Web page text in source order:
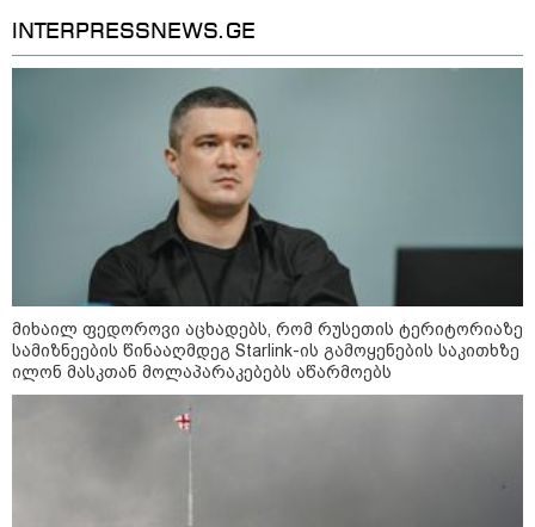
განცხადებას ავრცელებენ
"კიდევ ერთხელ მოვუწოდებ
საქართველოს მთავრობას, მისი
დაუყოვნებლივი და უპირობო
გათავისუფლებისკენ" - რას
წერს ეუთო-ს წარმომადგენელი
მზია ამაღლობელზე?
21:38 / 06-08-2026
"ჩვენთვის ეს ეგზოტიკაა, ჩვენს
სტუმრებს ასე ვუხსნით - ბევრი
სანთელი, ეგზოტიკა და
რომანტიკული საღამოები" -
შალვა ალავერდაშვილი
ელექტროენერგიის გათიშვებზე
INTERPRESSNEWS.GE
მიხაილ ფედოროვი აცხადებს, რომ რუსეთის ტერიტორიაზე
სამიზნეების წინააღმდეგ Starlink-ის გამოყენების საკითხზე
ილონ მასკთან მოლაპარაკებებს აწარმოებს